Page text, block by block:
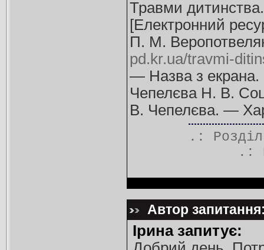
Травми
[Електронний
П. М.
pd.kr.ua/travmi-
— Назва з екрана.
Чепелєва Н. В.
В. Чепелєва. —
.:
.:
Автор
Ірина запитує: